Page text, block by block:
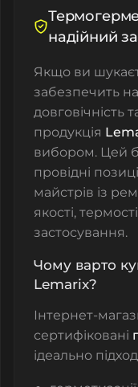
надійний
Якщо ви
забезпечить
довговічність
продукція
вибором. Цей
провідні
майстрів із
якості,
застосування.
Чому варто
Lemarix?
Інтернет-
сертифіковані
ідеально